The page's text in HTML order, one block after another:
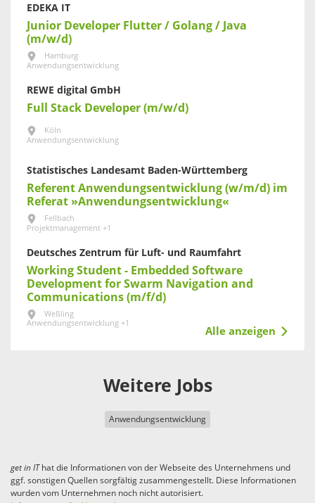
EDEKA IT
Junior Developer Flutter / Golang / Java
(m/w/d)
Hamburg
Anwendungsentwicklung
REWE digital GmbH
Full Stack Developer (m/w/d)
Köln
Anwendungsentwicklung
Statistisches Landesamt Baden-Württemberg
Referent Anwendungsentwicklung (w/m/d) im
Referat »Anwendungsentwicklung«
Fellbach
Projektmanagement +1
Deutsches Zentrum für Luft- und Raumfahrt
Working Student - Embedded Software
Development for Swarm Navigation and
Communications (m/f/d)
Weßling
Anwendungsentwicklung +1
Alle anzeigen
Weitere Jobs
Anwendungsentwicklung
get in IThat die Informationen von der Webseite des Unternehmens und
ggf. sonstigen Quellen sorgfältig zusammengestellt. Diese Informationen
wurden vom Unternehmen noch nicht autorisiert.